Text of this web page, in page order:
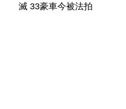
滅 33豪車今被法拍